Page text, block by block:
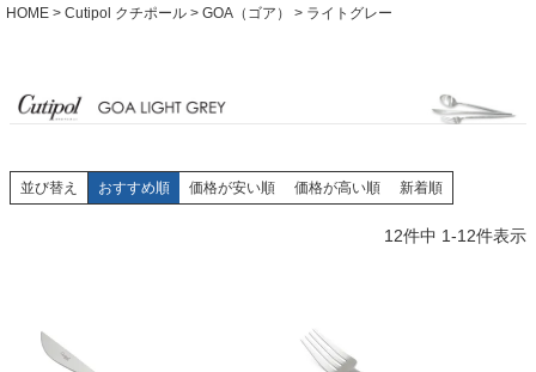
HOME Cutipol クチポール GOA（ゴア） ライトグレー
並び替え おすすめ順 価格が安い順 価格が高い順 新着順
12件中 1-12件表示